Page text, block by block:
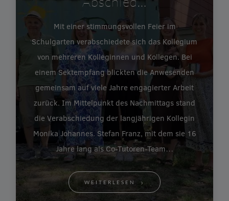
Mit einer stimmungsvollen Feier im
Schulgarten verabschiedete sich das Kollegium
von mehreren Kolleginnen und Kollegen. Bei
einem Sektempfang blickten die Anwesenden
gemeinsam auf viele Jahre engagierter Arbeit
zurück. Im Mittelpunkt des Nachmittags stand
die Verabschiedung der langjährigen Kollegin
Monika Johannes. Stefan Franz, mit dem sie 16
Jahre lang als Co-Tutoren-Team…
WEITERLESEN